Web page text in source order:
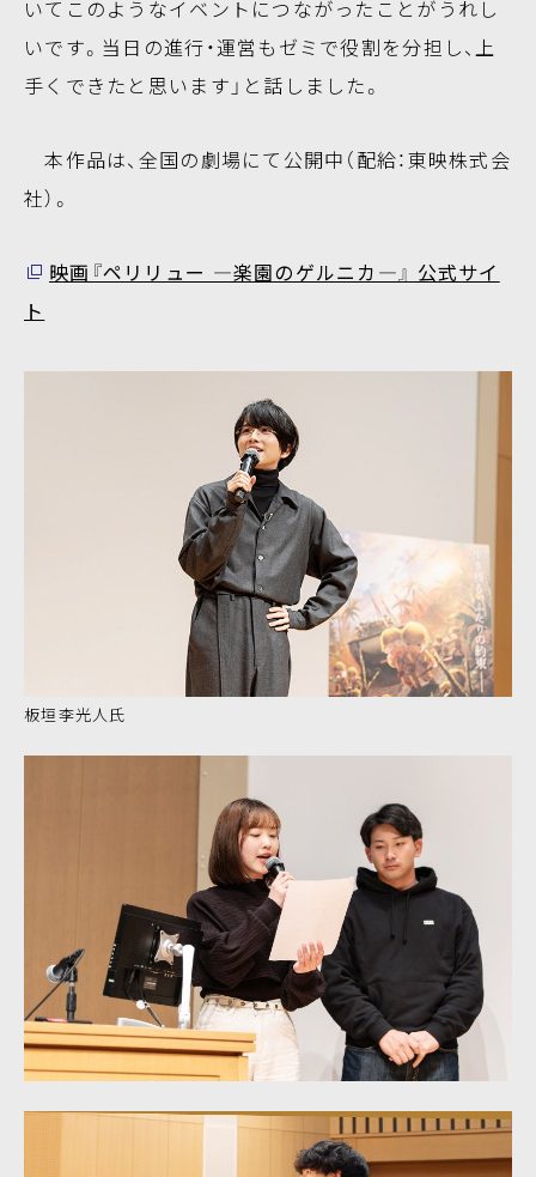
いてこのようなイベントにつながったことがうれし
いです。当日の進行・運営もゼミで役割を分担し、上
手くできたと思います」と話しました。
本作品は、全国の劇場にて公開中（配給：東映株式会
社）。
映画『ペリリュー ―楽園のゲルニカ―』 公式サイ
ト
板垣李光人氏